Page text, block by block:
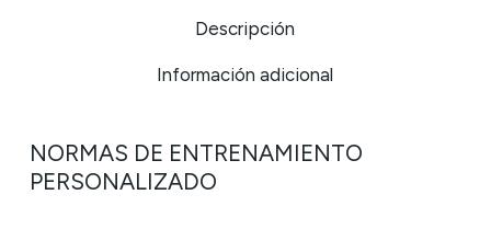
Descripción
Información adicional
NORMAS DE ENTRENAMIENTO
PERSONALIZADO